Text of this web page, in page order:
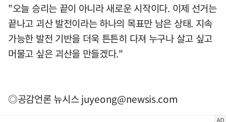
"오늘 승리는 끝이 아니라 새로운 시작이다. 이제 선거는
끝나고 괴산 발전이라는 하나의 목표만 남은 상태. 지속
가능한 발전 기반을 더욱 튼튼히 다져 누구나 살고 싶고
머물고 싶은 괴산을 만들겠다."
◎공감언론 뉴시스juyeong@newsis.com